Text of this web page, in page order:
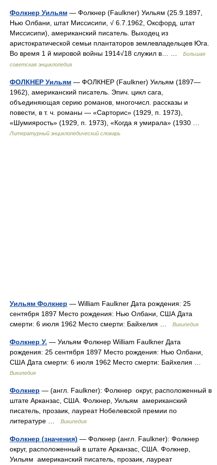
Фолкнер Уильям — Фолкнер (Faulkner) Уильям (25.9.1897,
Нью Олбани, штат Миссисипи, √ 6.7.1962, Оксфорд, штат
Миссисипи), американский писатель. Выходец из
аристократической семьи плантаторов землевладельцев Юга.
Во время 1 й мировой войны 1914√18 служил в… …
Большая
советская энциклопедия
ФОЛКНЕР Уильям — ФОЛКНЕР (Faulkner) Уильям (1897—
1962), американский писатель. Эпич. цикл сага,
объединяющая серию романов, многочисл. рассказы и
повести, в т. ч. романы — «Сарторис» (1929, п. 1973),
«Шумиярость» (1929, п. 1973), «Когда я умирала» (1930 …
Литературный энциклопедический словарь
Уильям Фолкнер — William Faulkner Дата рождения: 25
сентября 1897 Место рождения: Нью Олбани, США Дата
смерти: 6 июля 1962 Место смерти: Байхелия …
Википедия
Фолкнер У. — Уильям Фолкнер William Faulkner Дата
рождения: 25 сентября 1897 Место рождения: Нью Олбани,
США Дата смерти: 6 июля 1962 Место смерти: Байхелия …
Википедия
Фолкнер — (англ. Faulkner): Фолкнер округ, расположенный в
штате Арканзас, США. Фолкнер, Уильям американский
писатель, прозаик, лауреат Нобелевской премии по
литературе …
Википедия
Фолкнер (значения) — Фолкнер (англ. Faulkner): Фолкнер
округ, расположенный в штате Арканзас, США. Фолкнер,
Уильям американский писатель, прозаик, лауреат